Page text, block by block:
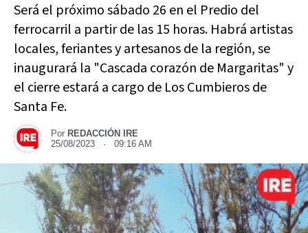
Será el próximo sábado 26 en el Predio del
ferrocarril a partir de las 15 horas. Habrá artistas
locales, feriantes y artesanos de la región, se
inaugurará la "Cascada corazón de Margaritas" y
el cierre estará a cargo de Los Cumbieros de
Santa Fe.
Por REDACCIÓN IRE
25/08/2023 · 09:16 AM